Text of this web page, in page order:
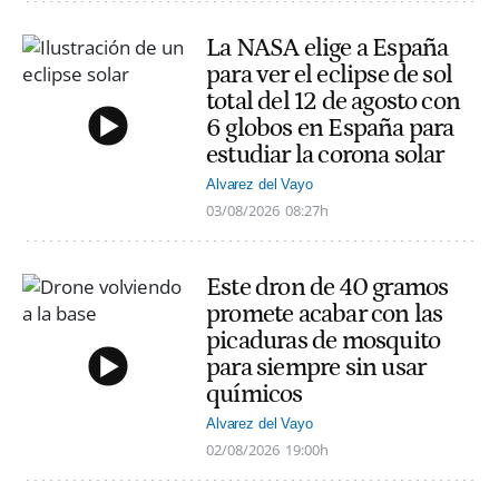
La NASA elige a España
para ver el eclipse de sol
total del 12 de agosto con
6 globos en España para
estudiar la corona solar
Alvarez del Vayo
03/08/2026 08:27h
Este dron de 40 gramos
promete acabar con las
picaduras de mosquito
para siempre sin usar
químicos
Alvarez del Vayo
02/08/2026 19:00h